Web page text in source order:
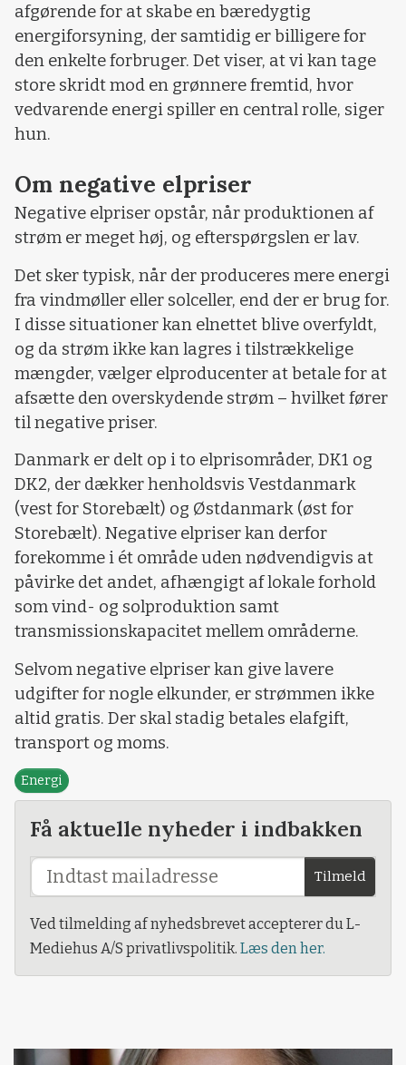
afgørende for at skabe en bæredygtig
energiforsyning, der samtidig er billigere for
den enkelte forbruger. Det viser, at vi kan tage
store skridt mod en grønnere fremtid, hvor
vedvarende energi spiller en central rolle, siger
hun.
Om negative elpriser
Negative elpriser opstår, når produktionen af
strøm er meget høj, og efterspørgslen er lav.
Det sker typisk, når der produceres mere energi
fra vindmøller eller solceller, end der er brug for.
I disse situationer kan elnettet blive overfyldt,
og da strøm ikke kan lagres i tilstrækkelige
mængder, vælger elproducenter at betale for at
afsætte den overskydende strøm – hvilket fører
til negative priser.
Danmark er delt op i to elprisområder, DK1 og
DK2, der dækker henholdsvis Vestdanmark
(vest for Storebælt) og Østdanmark (øst for
Storebælt). Negative elpriser kan derfor
forekomme i ét område uden nødvendigvis at
påvirke det andet, afhængigt af lokale forhold
som vind- og solproduktion samt
transmissionskapacitet mellem områderne.
Selvom negative elpriser kan give lavere
udgifter for nogle elkunder, er strømmen ikke
altid gratis. Der skal stadig betales elafgift,
transport og moms.
Energi
Få aktuelle nyheder i indbakken
Tilmeld
Ved tilmelding af nyhedsbrevet accepterer du L-
Mediehus A/S privatlivspolitik. Læs den her.